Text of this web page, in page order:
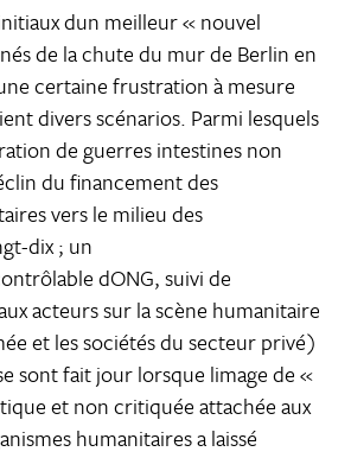
dun meilleur « nouvel
de la chute du mur de Berlin en
certaine frustration à mesure
divers scénarios. Parmi lesquels
de guerres intestines non
du financement des
vers le milieu des
dix ; un
dONG, suivi de
acteurs sur la scène humanitaire
et les sociétés du secteur privé)
sont fait jour lorsque limage de «
et non critiquée attachée aux
humanitaires a laissé